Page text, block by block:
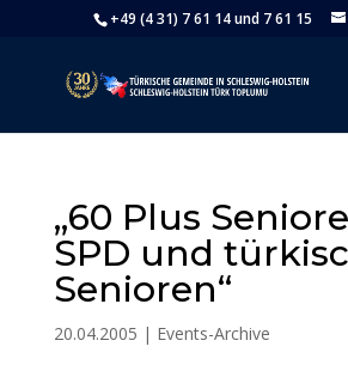
+49 (4 31) 7 61 14 und 7 61 15
„60 Plus
SPD und
Senioren“
20.04.2005 | Events-Archive